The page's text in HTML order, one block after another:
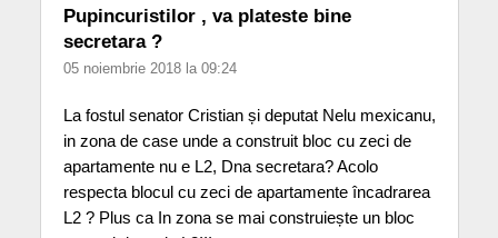
Pupincuristilor , va plateste bine
secretara ?
05 noiembrie 2018 la 09:24
La fostul senator Cristian și deputat Nelu mexicanu,
in zona de case unde a construit bloc cu zeci de
apartamente nu e L2, Dna secretara? Acolo
respecta blocul cu zeci de apartamente încadrarea
L2 ? Plus ca In zona se mai construiește un bloc